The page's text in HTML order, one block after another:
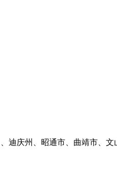
庆州、昭通市、曲靖市、文